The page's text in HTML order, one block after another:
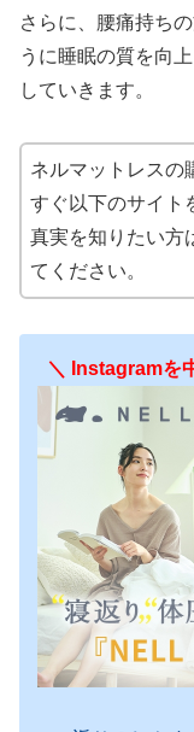
さらに、腰痛持ち
うに睡眠の質を向
していきます。
ネルマットレスの
すぐ以下のサイト
真実を知りたい方
てください。
＼ Instagramを